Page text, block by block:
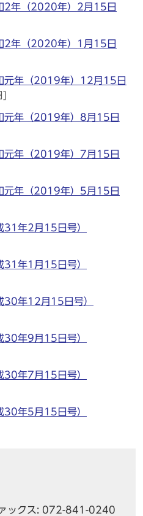
2年（2020年）2月15日
2年（2020年）1月15日
元年（2019年）12月15日
]
元年（2019年）8月15日
元年（2019年）7月15日
元年（2019年）5月15日
31年2月15日号）
31年1月15日号）
30年12月15日号）
30年9月15日号）
30年7月15日号）
30年5月15日号）
ックス: 072-841-0240